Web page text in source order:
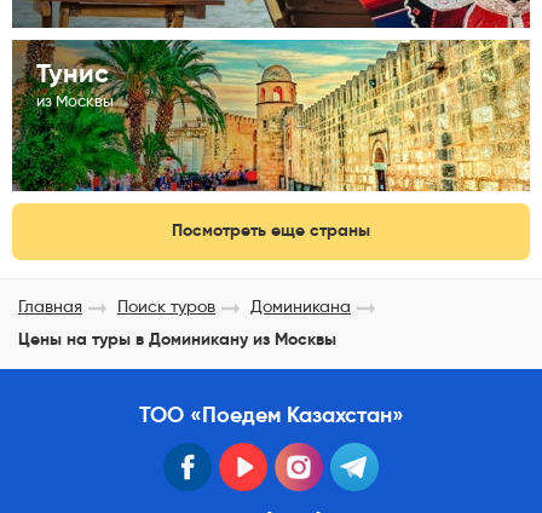
Тунис
из Москвы
Посмотреть еще страны
Главная Поиск туров
Доминикана
Цены на туры в Доминикану из Москвы
ТОО «Поедем Казахстан»
facebook youtube instagram